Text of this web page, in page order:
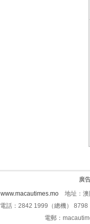
廣
www.macautimes.mo 地址：澳
電話：2842 1999（總機）
電郵：